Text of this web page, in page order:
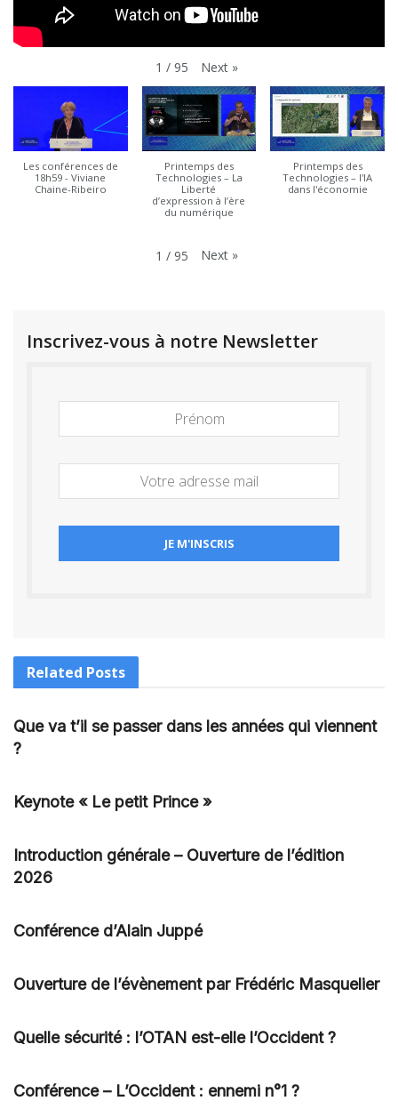
1 / 95 Next »
Les conférences de
18h59 - Viviane
Chaine-Ribeiro
Printemps des
Technologies – La
Liberté
d’expression à l’ère
du numérique
Printemps des
Technologies – l'IA
dans l'économie
1 / 95 Next »
Inscrivez-vous à notre Newsletter
Related Posts
Que va t’il se passer dans les années qui viennent
?
Keynote « Le petit Prince »
Introduction générale – Ouverture de l’édition
2026
Conférence d’Alain Juppé
Ouverture de l’évènement par Frédéric Masquelier
Quelle sécurité : l’OTAN est-elle l’Occident ?
Conférence – L’Occident : ennemi n°1 ?